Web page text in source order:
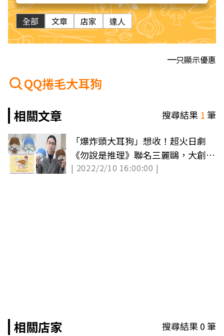
全部 文章 店家 達人
只顯示優惠
QQ捲毛大耳狗
相關文章
搜尋結果 1筆
「爆炸頭大耳狗」想收！超火日劇
《勿說是推理》聯名三麗鷗，大創
100円就入手
| 2022/2/10 16:00:00 |
相關店家 搜尋結果0筆